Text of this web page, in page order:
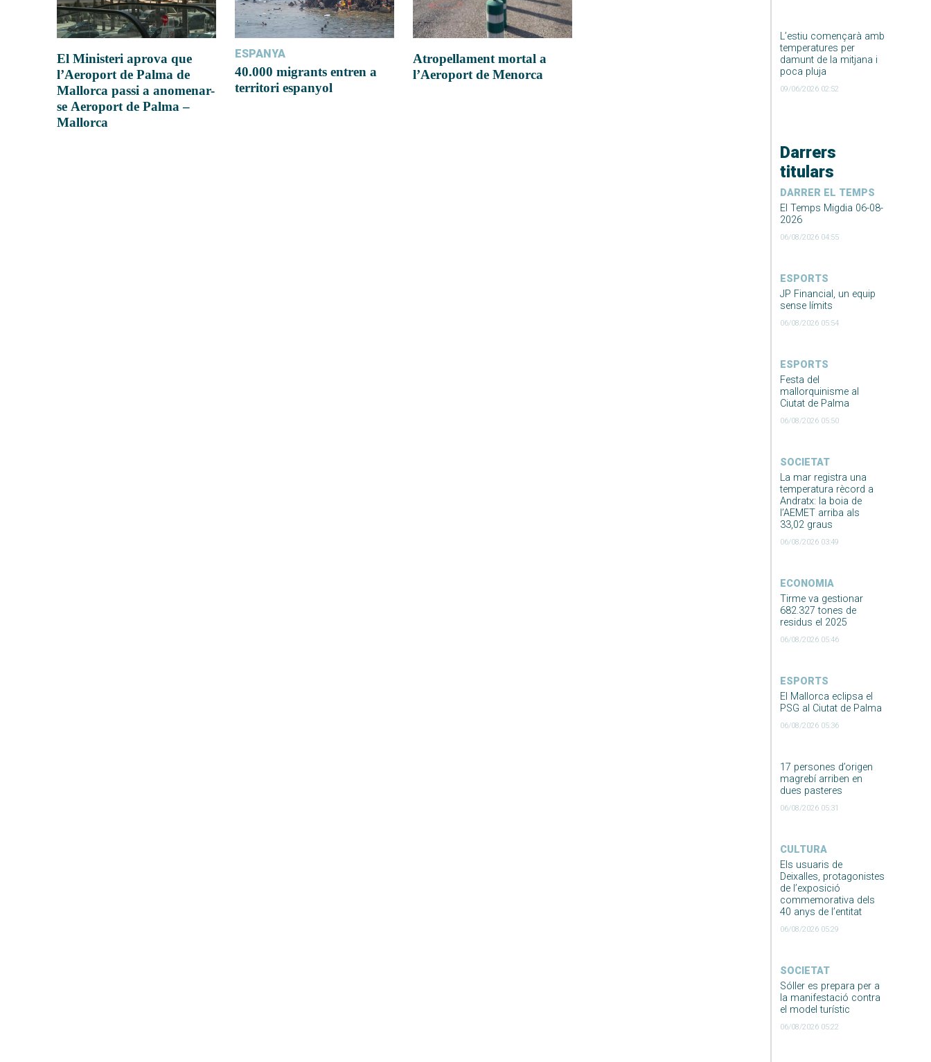
L’estiu començarà amb
temperatures per
damunt de la mitjana i
poca pluja
09/06/2026 02:52
Darrers
titulars
DARRER EL TEMPS
El Temps Migdia 06-08-
2026
06/08/2026 04:55
ESPORTS
JP Financial, un equip
sense límits
06/08/2026 05:54
ESPORTS
Festa del
mallorquinisme al
Ciutat de Palma
06/08/2026 05:50
SOCIETAT
La mar registra una
temperatura rècord a
Andratx: la boia de
l’AEMET arriba als
33,02 graus
06/08/2026 03:49
ECONOMIA
Tirme va gestionar
682.327 tones de
residus el 2025
06/08/2026 05:46
ESPORTS
El Mallorca eclipsa el
PSG al Ciutat de Palma
06/08/2026 05:36
17 persones d’origen
magrebí arriben en
dues pasteres
06/08/2026 05:31
CULTURA
Els usuaris de
Deixalles, protagonistes
de l’exposició
commemorativa dels
40 anys de l’entitat
06/08/2026 05:29
SOCIETAT
Sóller es prepara per a
la manifestació contra
el model turístic
06/08/2026 05:22
El Ministeri aprova que
l’Aeroport de Palma de
Mallorca passi a anomenar-
se Aeroport de Palma –
Mallorca
ESPANYA
40.000 migrants entren a
territori espanyol
Atropellament mortal a
l’Aeroport de Menorca